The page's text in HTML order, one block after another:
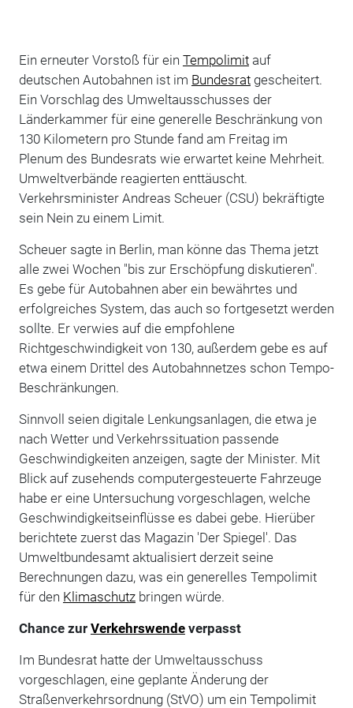
Ein erneuter Vorstoß für ein Tempolimitauf
deutschen Autobahnen ist im Bundesratgescheitert.
Ein Vorschlag des Umweltausschusses der
Länderkammer für eine generelle Beschränkung von
130 Kilometern pro Stunde fand am Freitag im
Plenum des Bundesrats wie erwartet keine Mehrheit.
Umweltverbände reagierten enttäuscht.
Verkehrsminister Andreas Scheuer (CSU) bekräftigte
sein Nein zu einem Limit.
Scheuer sagte in Berlin, man könne das Thema jetzt
alle zwei Wochen "bis zur Erschöpfung diskutieren".
Es gebe für Autobahnen aber ein bewährtes und
erfolgreiches System, das auch so fortgesetzt werden
sollte. Er verwies auf die empfohlene
Richtgeschwindigkeit von 130, außerdem gebe es auf
etwa einem Drittel des Autobahnnetzes schon Tempo-
Beschränkungen.
Sinnvoll seien digitale Lenkungsanlagen, die etwa je
nach Wetter und Verkehrssituation passende
Geschwindigkeiten anzeigen, sagte der Minister. Mit
Blick auf zusehends computergesteuerte Fahrzeuge
habe er eine Untersuchung vorgeschlagen, welche
Geschwindigkeitseinflüsse es dabei gebe. Hierüber
berichtete zuerst das Magazin 'Der Spiegel'. Das
Umweltbundesamt aktualisiert derzeit seine
Berechnungen dazu, was ein generelles Tempolimit
für den Klimaschutzbringen würde.
Chance zur Verkehrswendeverpasst
Im Bundesrat hatte der Umweltausschuss
vorgeschlagen, eine geplante Änderung der
Straßenverkehrsordnung (StVO) um ein Tempolimit